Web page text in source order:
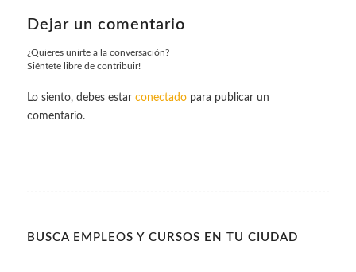
Dejar un comentario
¿Quieres unirte a la conversación?
Siéntete libre de contribuir!
Lo siento, debes estar conectadopara publicar un
comentario.
BUSCA EMPLEOS Y CURSOS EN TU CIUDAD